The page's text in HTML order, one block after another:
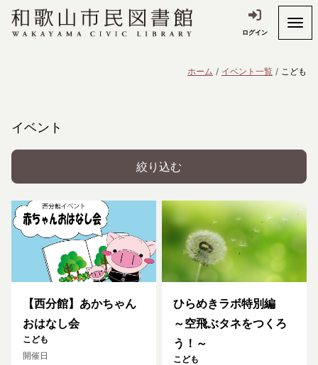
ログイン
ホーム イベント一覧 こども
イベント
絞り込む
【西分館】あかちゃん
おはなし会
こども
開催日
ひらめきラボ特別編
～空飛ぶタネをつくろ
う！～
こども